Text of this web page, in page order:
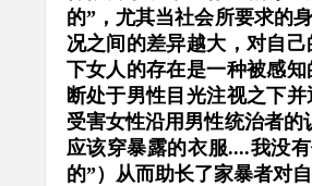
的”，尤其当社会所要求的
况之间的差异越大，对自
下女人的存在是一种被感
断处于男性目光注视之下
受害女性沿用男性统治者
应该穿暴露的衣服....我没
的”）从而助长了家暴者对